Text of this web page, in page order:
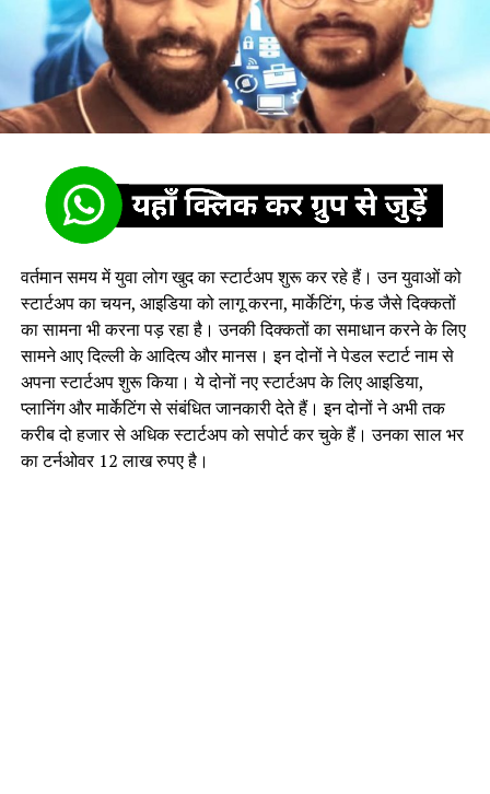
वर्तमान समय में युवा लोग खुद का स्टार्टअप शुरू कर रहे हैं। उन युवाओं को
स्टार्टअप का चयन, आइडिया को लागू करना, मार्केटिंग, फंड जैसे दिक्कतों
का सामना भी करना पड़ रहा है। उनकी दिक्कतों का समाधान करने के लिए
सामने आए दिल्ली के आदित्य और मानस। इन दोनों ने पेडल स्टार्ट नाम से
अपना स्टार्टअप शुरू किया। ये दोनों नए स्टार्टअप के लिए आइडिया,
प्लानिंग और मार्केटिंग से संबंधित जानकारी देते हैं। इन दोनों ने अभी तक
करीब दो हजार से अधिक स्टार्टअप को सपोर्ट कर चुके हैं। उनका साल भर
का टर्नओवर 12 लाख रुपए है।